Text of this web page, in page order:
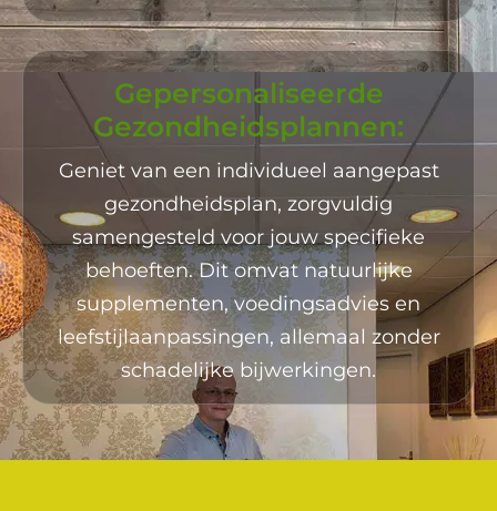
Gepersonaliseerde
Gezondheidsplannen:
Geniet van een individueel aangepast
gezondheidsplan, zorgvuldig
samengesteld voor jouw specifieke
behoeften. Dit omvat natuurlijke
supplementen, voedingsadvies en
leefstijlaanpassingen, allemaal zonder
schadelijke bijwerkingen.